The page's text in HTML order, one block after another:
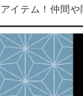
イテム！仲間や